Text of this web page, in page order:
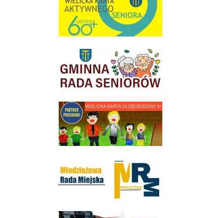
link do strony Gminnej Rady Seniorow - Wieliczka
link do strony - Wielicka Karta Dużej Rodziny
link do strony Wielickiej Spółki Transportowej